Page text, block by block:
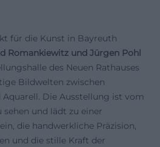
für die Kunst in Bayreuth
Romankiewitz und Jürgen Pohl
des Neuen Rathauses
Bildwelten zwischen
Die Ausstellung ist vom
sehen und lädt zu einer
die handwerkliche Präzision,
und die stille Kraft der